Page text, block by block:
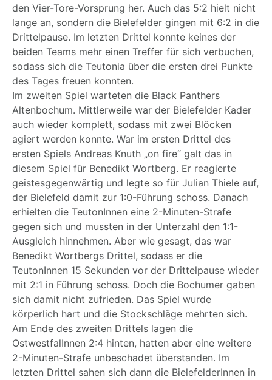
den Vier-Tore-Vorsprung her. Auch das 5:2 hielt nicht
lange an, sondern die Bielefelder gingen mit 6:2 in die
Drittelpause. Im letzten Drittel konnte keines der
beiden Teams mehr einen Treffer für sich verbuchen,
sodass sich die Teutonia über die ersten drei Punkte
des Tages freuen konnten.
Im zweiten Spiel warteten die Black Panthers
Altenbochum. Mittlerweile war der Bielefelder Kader
auch wieder komplett, sodass mit zwei Blöcken
agiert werden konnte. War im ersten Drittel des
ersten Spiels Andreas Knuth „on fire“ galt das in
diesem Spiel für Benedikt Wortberg. Er reagierte
geistesgegenwärtig und legte so für Julian Thiele auf,
der Bielefeld damit zur 1:0-Führung schoss. Danach
erhielten die TeutonInnen eine 2-Minuten-Strafe
gegen sich und mussten in der Unterzahl den 1:1-
Ausgleich hinnehmen. Aber wie gesagt, das war
Benedikt Wortbergs Drittel, sodass er die
TeutonInnen 15 Sekunden vor der Drittelpause wieder
mit 2:1 in Führung schoss. Doch die Bochumer gaben
sich damit nicht zufrieden. Das Spiel wurde
körperlich hart und die Stockschläge mehrten sich.
Am Ende des zweiten Drittels lagen die
OstwestfalInnen 2:4 hinten, hatten aber eine weitere
2-Minuten-Strafe unbeschadet überstanden. Im
letzten Drittel sahen sich dann die BielefelderInnen in